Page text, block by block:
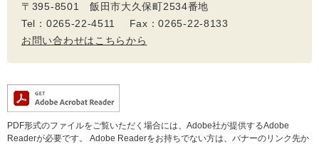
〒395-8501 飯田市大久保町2534番地
Tel：0265-22-4511 Fax：0265-22-8133
お問い合わせはこちらから
PDF形式のファイルをご覧いただく場合には、Adobe社が提供するAdobe
Readerが必要です。
Adobe Readerをお持ちでない方は、バナーのリンク先か